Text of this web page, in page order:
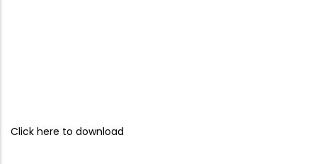
Click here to download